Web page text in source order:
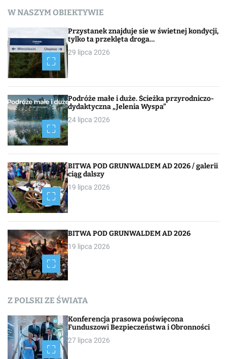
W NASZYM OBIEKTYWIE
Przystanek znajduje sie w świetnej kondycji,
tylko ta przeklęta droga…
29 lipca 2026
Podróże małe i duże. Ścieżka przyrodniczo-
dydaktyczna „Jelenia Wyspa”
24 lipca 2026
BITWA POD GRUNWALDEM AD 2026 / galerii
ciąg dalszy
19 lipca 2026
BITWA POD GRUNWALDEM AD 2026
19 lipca 2026
Z POLSKI ZE ŚWIATA
Konferencja prasowa poświęcona
Funduszowi Bezpieczeństwa i Obronności
27 lipca 2026